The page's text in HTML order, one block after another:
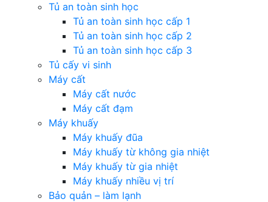
Tủ an toàn sinh học
Tủ an toàn sinh học cấp 1
Tủ an toàn sinh học cấp 2
Tủ an toàn sinh học cấp 3
Tủ cấy vi sinh
Máy cất
Máy cất nước
Máy cất đạm
Máy khuấy
Máy khuấy đũa
Máy khuấy từ không gia nhiệt
Máy khuấy từ gia nhiệt
Máy khuấy nhiều vị trí
Bảo quản – làm lạnh